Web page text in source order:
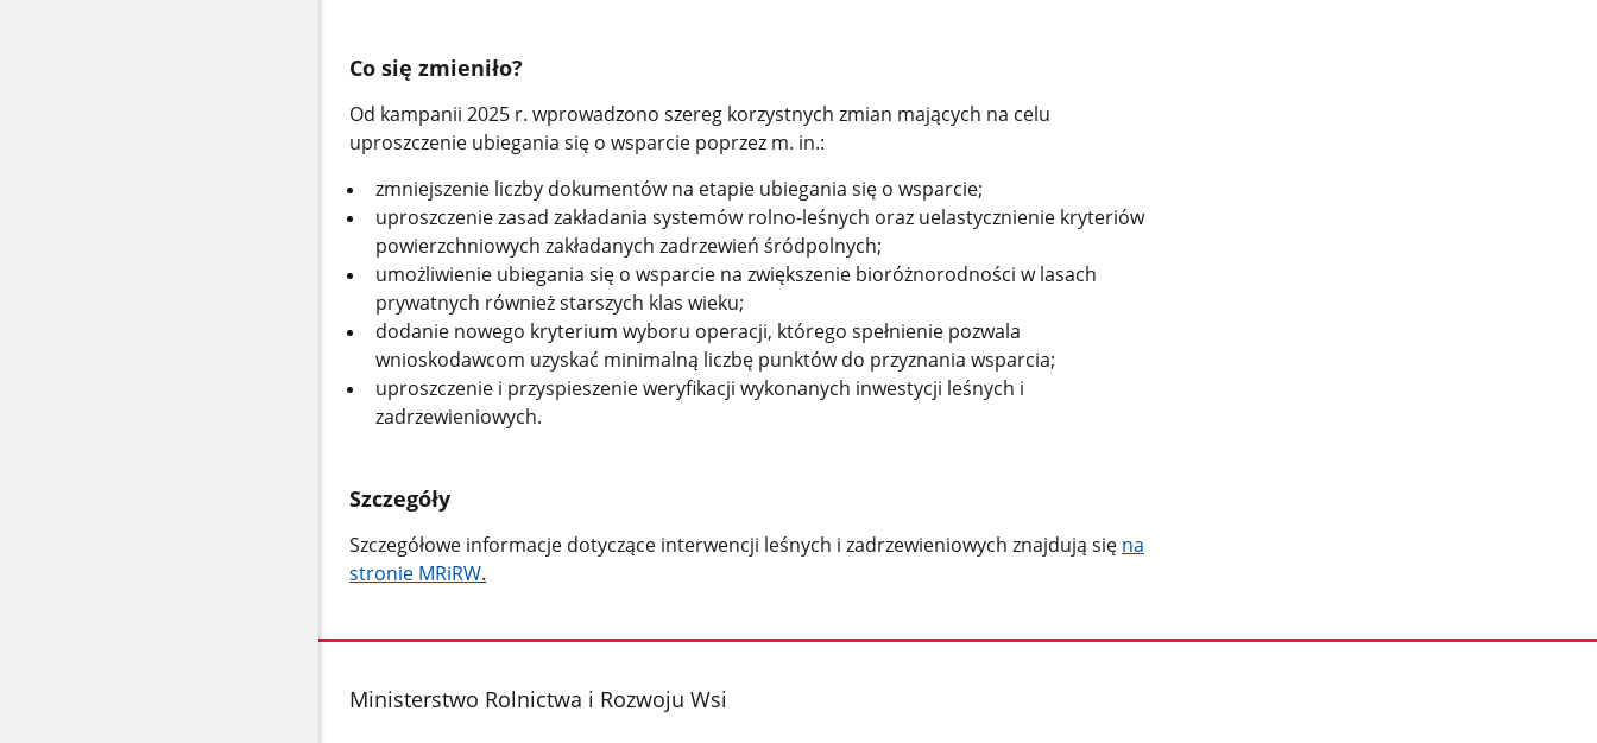
Co się zmieniło?
Od kampanii 2025 r. wprowadzono szereg korzystnych zmian mających na celu
uproszczenie ubiegania się o wsparcie poprzez m. in.:
zmniejszenie liczby dokumentów na etapie ubiegania się o wsparcie;
uproszczenie zasad zakładania systemów rolno-leśnych oraz uelastycznienie kryteriów
powierzchniowych zakładanych zadrzewień śródpolnych;
umożliwienie ubiegania się o wsparcie na zwiększenie bioróżnorodności w lasach
prywatnych również starszych klas wieku;
dodanie nowego kryterium wyboru operacji, którego spełnienie pozwala
wnioskodawcom uzyskać minimalną liczbę punktów do przyznania wsparcia;
uproszczenie i przyspieszenie weryfikacji wykonanych inwestycji leśnych i
zadrzewieniowych.
Szczegóły
Szczegółowe informacje dotyczące interwencji leśnych i zadrzewieniowych znajdują się na
stronie MRiRW.
stopka
Ministerstwo Rolnictwa i Rozwoju Wsi